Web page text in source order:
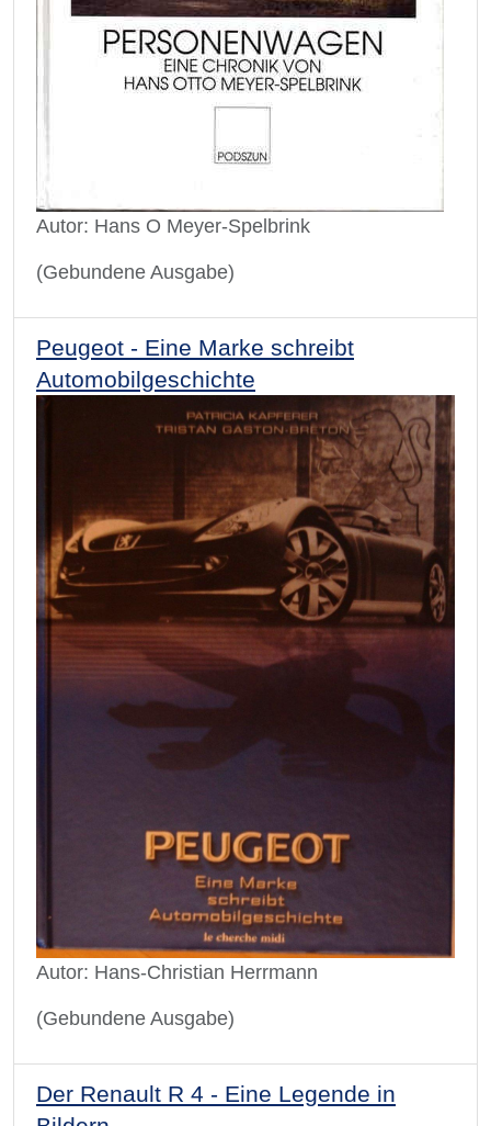
Autor: Hans O Meyer-Spelbrink
(Gebundene Ausgabe)
Peugeot - Eine Marke schreibt
Automobilgeschichte
Autor: Hans-Christian Herrmann
(Gebundene Ausgabe)
Der Renault R 4 - Eine Legende in